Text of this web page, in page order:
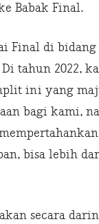
Babak Final.
Final di
tahun 2022,
ini yang
bagi kami,
bisa lebih
secara